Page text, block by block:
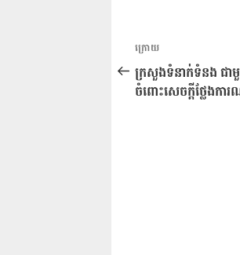
ការ​
នាំទិស​
ប្រកាស
អត្ថបទ
មុន
ក្រោយ
ក្រសួងទំនាក់ទំនង ជាមួ
ចំពោះសេចក្តីថ្លែងក